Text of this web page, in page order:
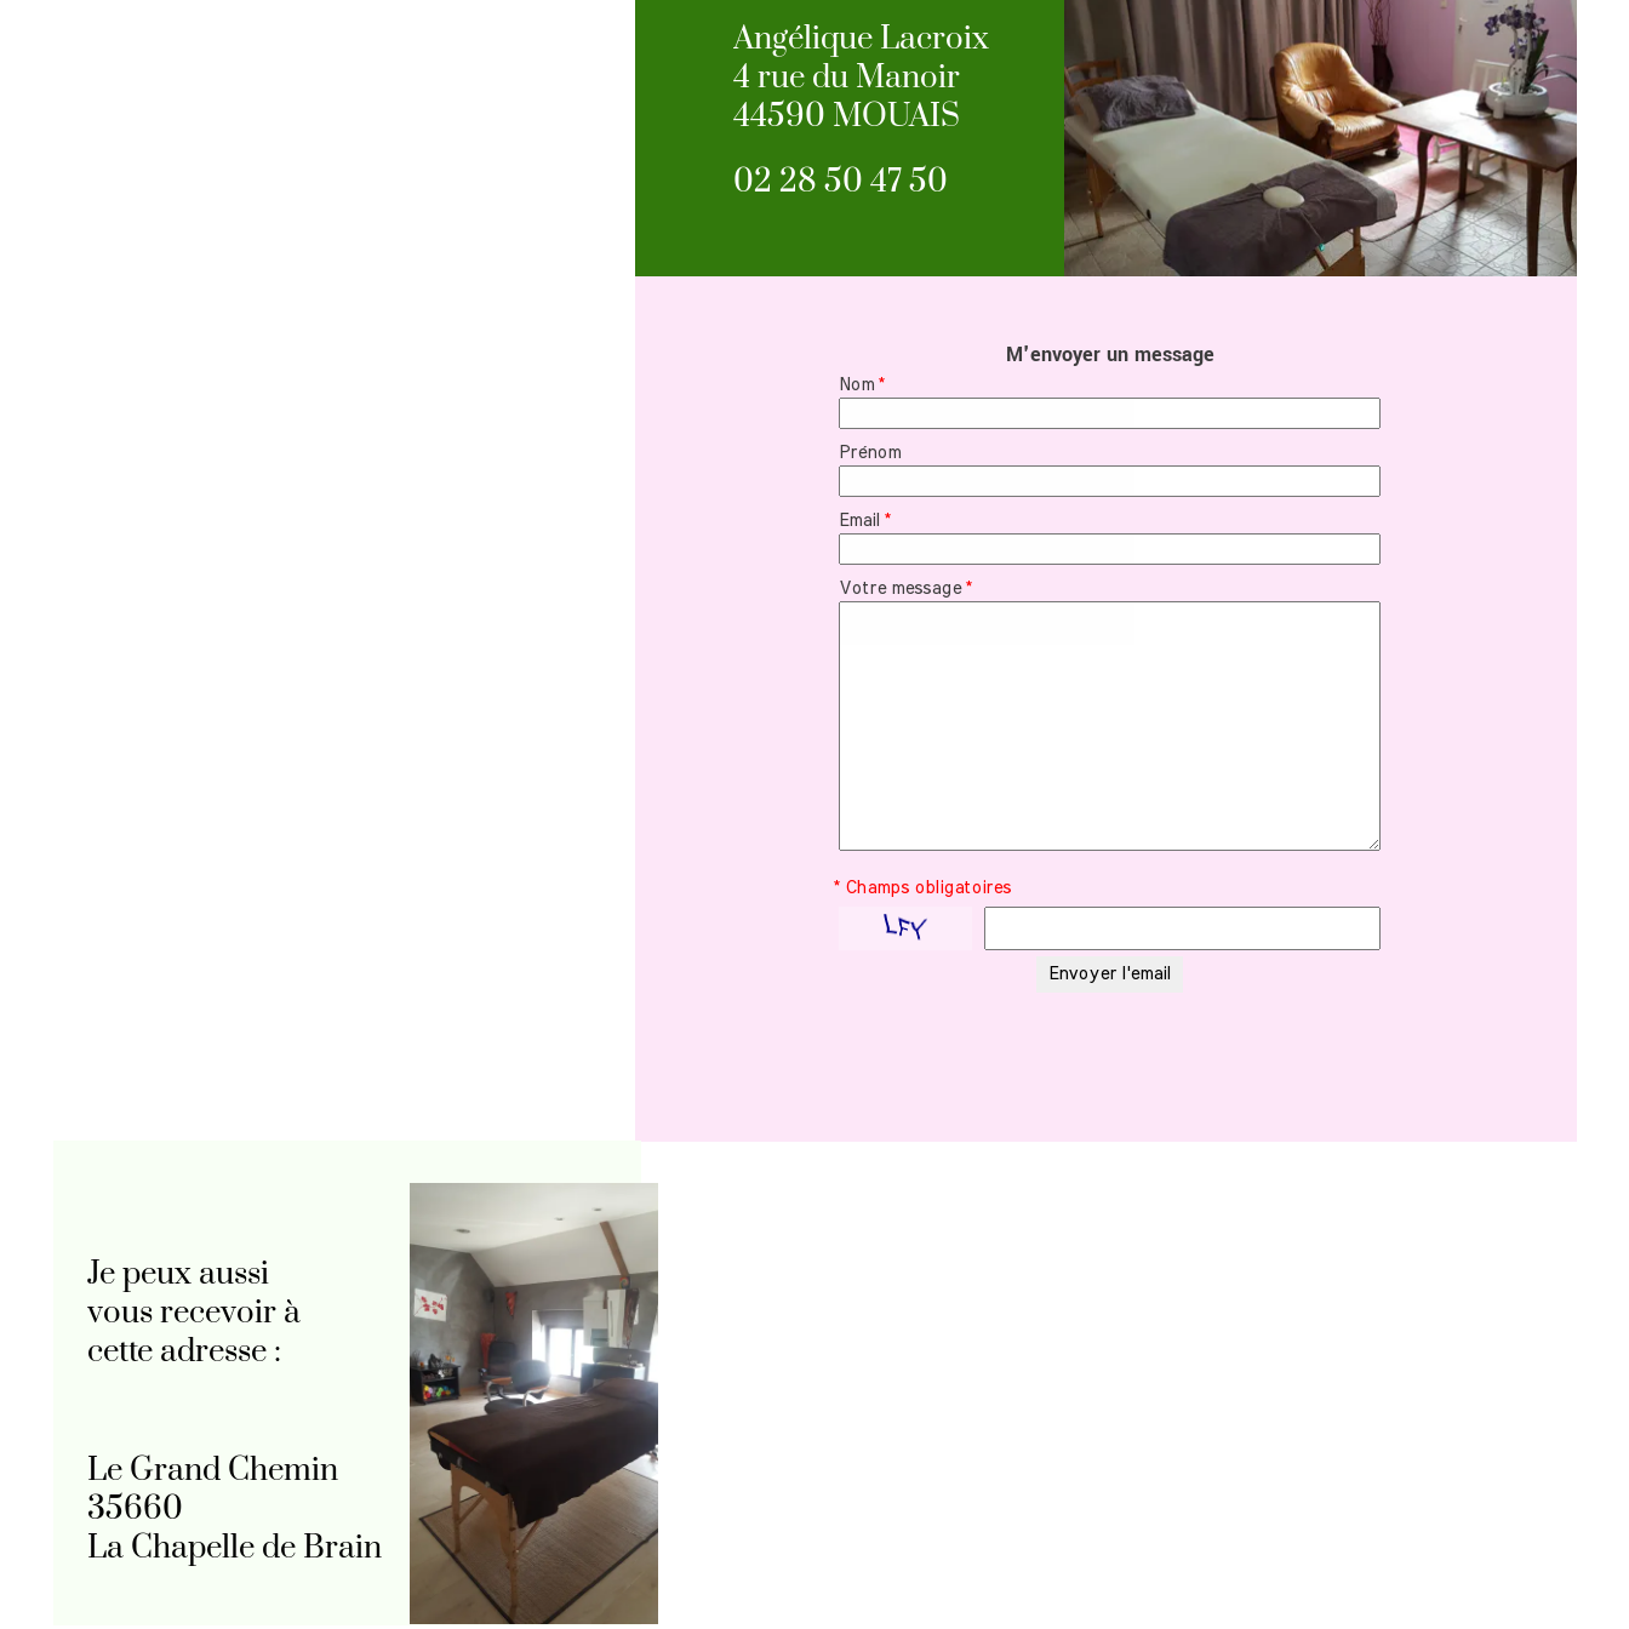
Angélique Lacroix
4 rue du Manoir
44590 MOUAIS
02 28 50 47 50
M'envoyer un message
Nom *
Prénom
Email *
Votre message *
* Champs obligatoires
Envoyer l'email
Je peux aussi
vous recevoir à
cette adresse :
Le Grand Chemin
35660
La Chapelle de Brain